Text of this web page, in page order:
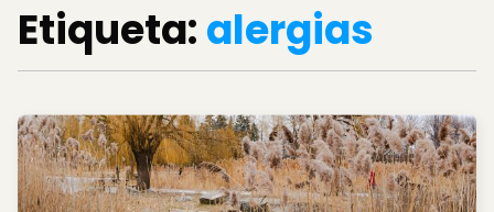
Etiqueta:alergias